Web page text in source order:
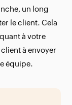
un long
le client. Cela
à votre
à envoyer
équipe.